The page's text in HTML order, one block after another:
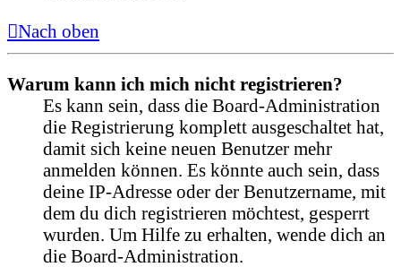
Nach oben
Warum kann ich mich nicht registrieren?
Es kann sein, dass die Board-Administration
die Registrierung komplett ausgeschaltet hat,
damit sich keine neuen Benutzer mehr
anmelden können. Es könnte auch sein, dass
deine IP-Adresse oder der Benutzername, mit
dem du dich registrieren möchtest, gesperrt
wurden. Um Hilfe zu erhalten, wende dich an
die Board-Administration.